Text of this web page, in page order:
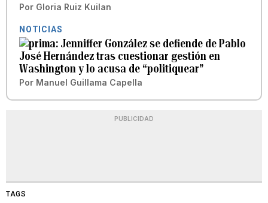
Por Gloria Ruiz Kuilan
NOTICIAS
Jenniffer González se defiende de Pablo
José Hernández tras cuestionar gestión en
Washington y lo acusa de “politiquear”
Por Manuel Guillama Capella
PUBLICIDAD
TAGS